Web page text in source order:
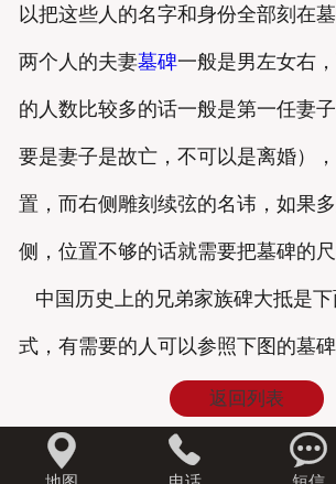
以把这些人的名字和身份全部刻在
两个人的夫妻墓碑一般是男左女右
的人数比较多的话一般是第一任妻
要是妻子是故亡，不可以是离婚）
置，而右侧雕刻续弦的名讳，如果
侧，位置不够的话就需要把墓碑的尺
中国历史上的兄弟家族碑大抵是
式，有需要的人可以参照下图的墓碑
返回列表
  